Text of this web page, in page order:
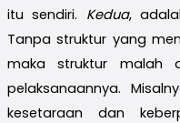
itu sendiri. Kedua,
Tanpa struktur yang
maka struktur malah
pelaksanaannya.
kesetaraan dan